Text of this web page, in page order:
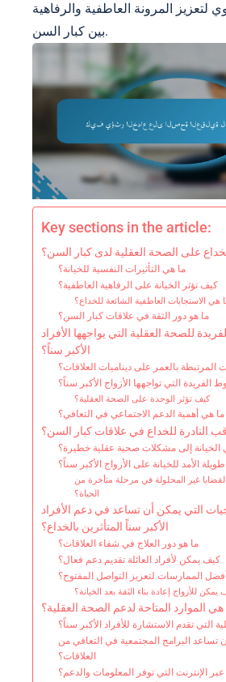
لتعزيز المرونة العاطفية والرفاهية
بين كبار السن.
Key sections in the article:
على الصحة العقلية لدى كبار السن؟
ما هي التأثيرات النفسية للخيانة؟
كيف تؤثر الخيانة على الرفاهية العاطفية؟
هي الاستجابات العاطفية الشائعة للخداع؟
ما هو دور الثقة في علاقات كبار السن؟
للصحة العقلية التي يواجهها الأفراد
الأكبر سناً؟
المرتبطة بالعمر على ديناميات العلاقات؟
الفريدة التي تواجهها الأزواج الأكبر سناً؟
كيف تؤثر الوحدة على الصحة العقلية؟
ما هي أهمية الدعم الاجتماعي في التعافي؟
النادرة للخداع في علاقات كبار السن؟
إلى مشكلات صحية عقلية خطيرة؟
الأمد للخيانة على الأزواج الأكبر سناً؟
غير المحلولة في مرحلة متأخرة من
الحياة؟
التي يمكن أن تساعد في دعم الأفراد
الأكبر سناً المتأثرين بالخداع؟
ما هو دور العلاج في شفاء العلاقات؟
كيف يمكن لأفراد العائلة تقديم دعم فعال؟
الممارسات لتعزيز التواصل المفتوح؟
يمكن للأزواج إعادة بناء الثقة بعد الخيانة؟
هي الموارد المتاحة لدعم الصحة العقلية؟
التي تقدم الاستشارة للأفراد الأكبر سناً؟
البرامج المجتمعية في التعافي من
العلاقات؟
الإنترنت التي توفر المعلومات والدعم؟